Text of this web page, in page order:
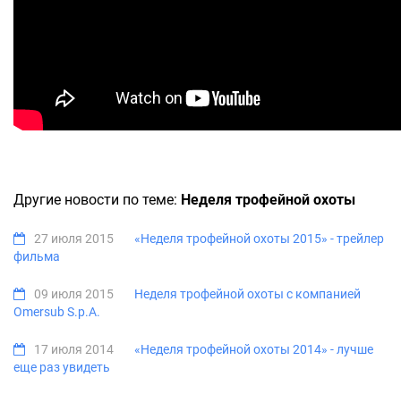
Другие новости по теме: Неделя трофейной охоты
27 июля 2015
«Неделя трофейной охоты 2015» - трейлер
фильма
09 июля 2015
Неделя трофейной охоты с компанией
Omersub S.p.A.
17 июля 2014
«Неделя трофейной охоты 2014» - лучше
еще раз увидеть